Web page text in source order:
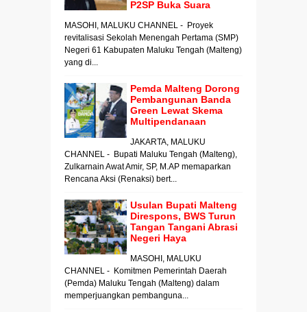
P2SP Buka Suara
MASOHI, MALUKU CHANNEL - Proyek
revitalisasi Sekolah Menengah Pertama (SMP)
Negeri 61 Kabupaten Maluku Tengah (Malteng)
yang di...
Pemda Malteng Dorong
Pembangunan Banda
Green Lewat Skema
Multipendanaan
JAKARTA, MALUKU
CHANNEL - Bupati Maluku Tengah (Malteng),
Zulkarnain Awat Amir, SP, M.AP memaparkan
Rencana Aksi (Renaksi) bert...
Usulan Bupati Malteng
Direspons, BWS Turun
Tangan Tangani Abrasi
Negeri Haya
MASOHI, MALUKU
CHANNEL - Komitmen Pemerintah Daerah
(Pemda) Maluku Tengah (Malteng) dalam
memperjuangkan pembanguna...